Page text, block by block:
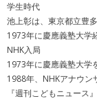
学生時代
池上彰は、東京都立豊
1973年に慶應義塾大学
NHK入局
1973年に慶應義塾大学
1988年、NHKアナウン
『週刊こどもニュース』